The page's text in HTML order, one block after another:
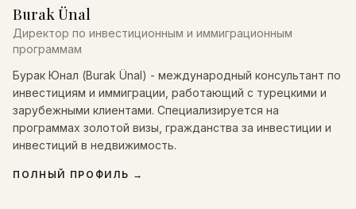
Burak Ünal
Директор по инвестиционным и иммиграционным
программам
Бурак Юнал (Burak Ünal) - международный консультант по
инвестициям и иммиграции, работающий с турецкими и
зарубежными клиентами. Специализируется на
программах золотой визы, гражданства за инвестиции и
инвестиций в недвижимость.
ПОЛНЫЙ ПРОФИЛЬ →